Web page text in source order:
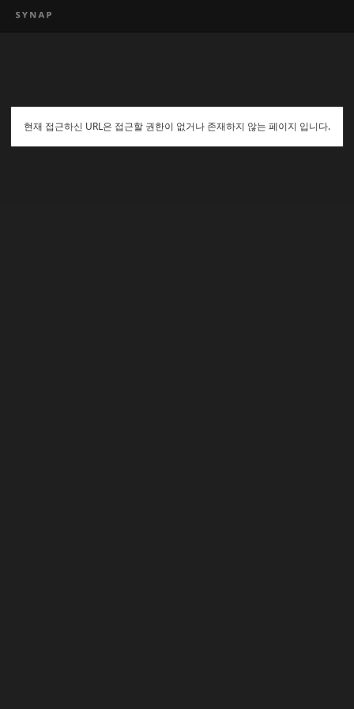
현재 접근하신 URL은 접근할 권한이 없거나 존재하지 않는 페이지 입니다.